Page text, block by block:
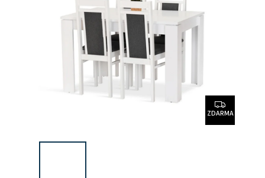
ZDARMA